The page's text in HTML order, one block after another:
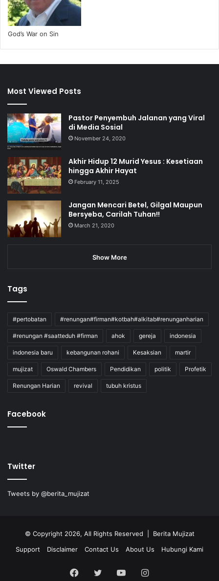
God’s War on Sin
Most Viewed Posts
Pastor Penyembuh Jalanan yang Viral
di Media Sosial
November 24, 2020
Akhir Hidup 12 Murid Yesus : Kesetiaan
hingga Akhir Hayat
February 11, 2025
Jangan Mencari Betel, Gilgal Maupun
Bersyeba, Carilah Tuhan!!
March 21, 2020
Show More
Tags
#pertobatan #renungan#firman#kotbah#alkitab#renunganharian
#renungan #saatteduh #firman ahok gereja indonesia
indonesia baru kebangunan rohani Kesaksian martir
mujizat Oswald Chambers Pendidikan politik Profetik
Renungan Harian revival tubuh kristus
Facebook
Twitter
Tweets by @berita_mujizat
© Copyright 2026, All Rights Reserved | Berita Mujizat
Support
Disclaimer Contact Us About Us Hubungi Kami
Facebook
Twitter YouTubeInstagram